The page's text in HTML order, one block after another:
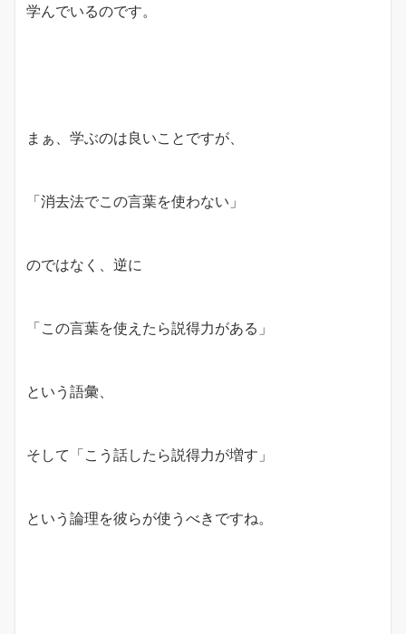
学んでいるのです。
まぁ、学ぶのは良いことですが、
「消去法でこの言葉を使わない」
のではなく、逆に
「この言葉を使えたら説得力がある」
という語彙、
そして「こう話したら説得力が増す」
という論理を彼らが使うべきですね。